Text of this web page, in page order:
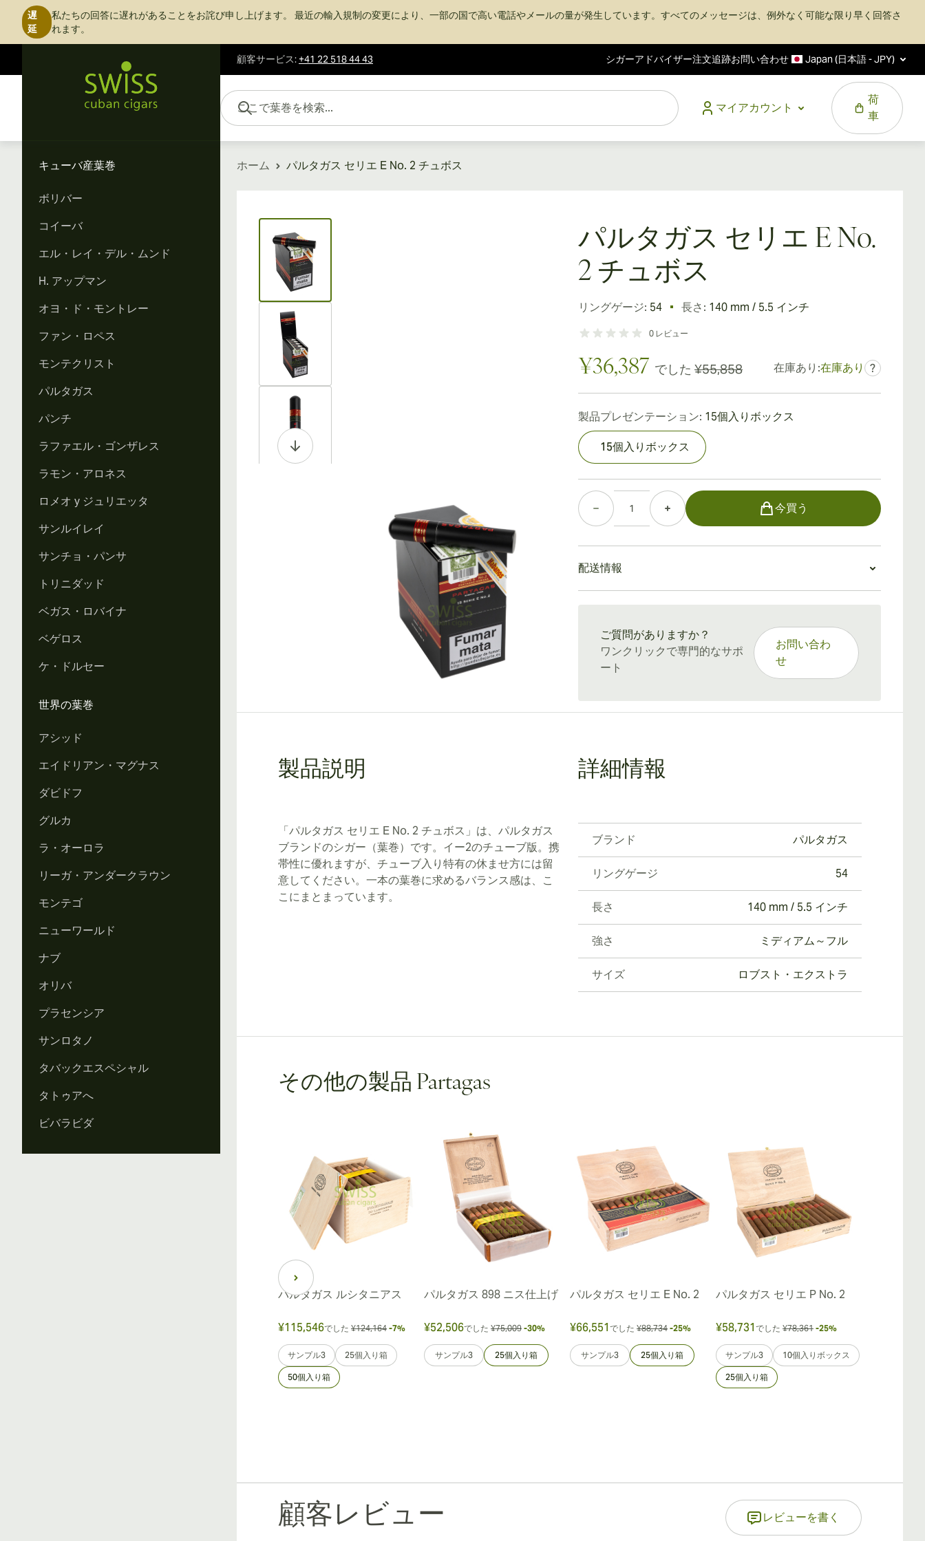
遅
延
私たちの回答に遅れがあることをお詫び申し上げます。 最近の輸入規制の変更により、一部の国で高い電話やメールの量が発生しています。すべてのメッセージは、例外なく可能な限り早く回答さ
れます。
顧客サービス:+41 22 518 44 43 シガーアドバイザー注文追跡お問い合わせ Japan (日本語 - JPY)
コンテンツにスキップ
マイアカウント
荷
車
ここで葉巻を検索...
キューバ産葉巻
ボリバー
コイーバ
エル・レイ・デル・ムンド
H. アップマン
オヨ・ド・モントレー
ファン・ロペス
モンテクリスト
パルタガス
パンチ
ラファエル・ゴンザレス
ラモン・アロネス
ロメオ y ジュリエッタ
サンルイレイ
サンチョ・パンサ
トリニダッド
ベガス・ロバイナ
ベゲロス
ケ・ドルセー
世界の葉巻
アシッド
エイドリアン・マグナス
ダビドフ
グルカ
ラ・オーロラ
リーガ・アンダークラウン
モンテゴ
ニューワールド
ナブ
オリバ
プラセンシア
サンロタノ
タバックエスペシャル
タトゥアへ
ビバラビダ
ホーム パルタガス セリエ E No. 2 チュボス
View larger image
View larger image
View larger image
パルタガス セリエ E No.
2 チュボス
リングゲージ: 54 長さ: 140 mm / 5.5 インチ
0 レビュー
¥36,387 でした ¥55,858 在庫あり:在庫あり ?
製品プレゼンテーション: 15個入りボックス
15個入りボックス
個数
今買う
配送情報
ご質問がありますか？
ワンクリックで専門的なサポ
ート
お問い合わ
せ
製品説明
「パルタガス セリエ E No. 2 チュボス」は、パルタガス
ブランドのシガー（葉巻）です。イー2のチューブ版。携
帯性に優れますが、チューブ入り特有の休ませ方には留
意してください。一本の葉巻に求めるバランス感は、こ
こにまとまっています。
詳細情報
ブランド パルタガス
リングゲージ 54
長さ 140 mm / 5.5 インチ
強さ ミディアム～フル
サイズ ロブスト・エクストラ
その他の製品 Partagas
パルタガス ルシタニアス
¥115,546でした ¥124,164 -7%
サンプル3 25個入り箱
50個入り箱
パルタガス 898 ニス仕上げ
¥52,506でした ¥75,009 -30%
サンプル3 25個入り箱
パルタガス セリエ E No. 2
¥66,551 でした ¥88,734 -25%
サンプル3 25個入り箱
パルタガス セリエ P No. 2
¥58,731 でした ¥78,361 -25%
サンプル3 10個入りボックス
25個入り箱
顧客レビュー レビューを書く